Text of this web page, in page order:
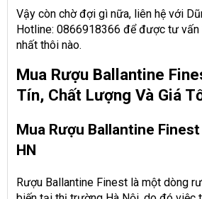
Vậy còn chờ đợi gì nữa, liên hệ với
Hotline: 0866918366 để được tư vấn
nhất thôi nào.
Mua Rượu Ballantine
Tín, Chất Lượng Và Giá
Mua Rượu Ballantine
HN
Rượu Ballantine Finest là một dòng